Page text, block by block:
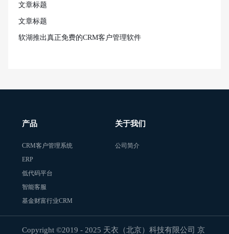
文章标题
文章标题
软湖推出真正免费的CRM客户管理软件
产品
CRM客户管理系统
ERP
低代码平台
智能客服
基金财富行业CRM
关于我们
公司简介
Copyright ©2019 - 2025 天衣（北京）科技有限公司 京